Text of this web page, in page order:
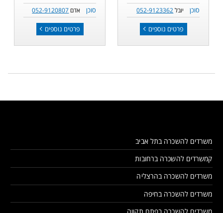
סוכן יובל052-9123362
פרטים נוספים
סוכן אדם 052-9120807
פרטים נוספים
משרדים להשכרה בתל אביב
קמשרדים להשכרה ברחובות
משרדים להשכרה בהרצליה
משרדים להשכרה בחיפה